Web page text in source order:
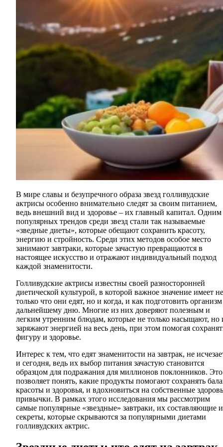
В мире славы и безупречного образа звезд голливудские
актрисы особенно внимательно следят за своим питанием,
ведь внешний вид и здоровье – их главный капитал. Одним
популярных трендов среди звезд стали так называемые
«зведные диеты», которые обещают сохранить красоту,
энергию и стройность. Среди этих методов особое место
занимают завтраки, которые зачастую превращаются в
настоящее искусство и отражают индивидуальный подход
каждой знаменитости.
Голливудские актрисы известны своей разносторонней
диетической культурой, в которой важное значение имеет не
только что они едят, но и когда, и как подготовить
дальнейшему дню. Многие из них доверяют полезным и
легким утренним блюдам, которые не только насыщают, но
заряжают энергией на весь день, при этом помогая
фигуру и здоровье.
Интерес к тем, что едят знаменитости на завтрак, не
и сегодня, ведь их выбор питания зачастую становится
образцом для подражания для миллионов поклонников. Это
позволяет понять, какие продукты помогают сохранять
красоты и здоровья, и вдохновиться на собственные
привычки. В рамках этого исследования мы рассмотрим
самые популярные «звездные» завтраки, их составляющие и
секреты, которые скрываются за популярными диетами
голливудских актрис.